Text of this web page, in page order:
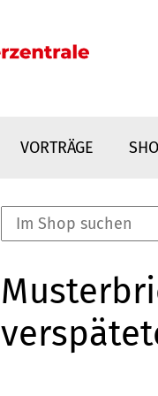
VORTRÄGE